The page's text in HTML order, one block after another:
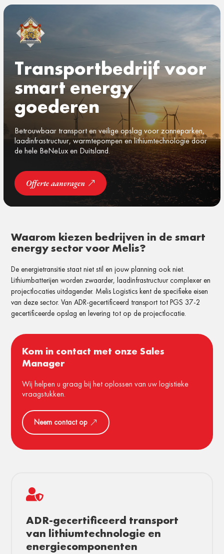
Transportbedrijf voor
smart energy
goederen
Betrouwbaar transport en veilige opslag voor zonneparken,
laadinfrastructuur, warmtepompen enlithiumtechnologie door
de hele BeNeLux en Duitsland.
Offerte aanvragen
Waarom kiezen bedrijven in de smart
energy sector voor Melis?
De energietransitie staat niet stil en jouw planning ook niet.
Lithiumbatterijen worden zwaarder, laadinfrastructuur complexer en
projectlocaties uitdagender. Melis Logistics kent de specifieke eisen
van deze sector. Van ADR-gecertificeerd transport tot PGS 37-2
gecertificeerde opslag en levering tot op de projectlocatie.
Kom in contact met onze Sales
Manager
Wij helpen u graag bij het oplossen van uw logistieke
vraagstukken.
Neem contact op

ADR-gecertificeerd transport
van lithiumtechnologie en
energiecomponenten